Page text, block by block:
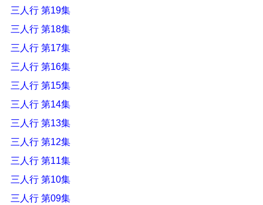
三人行 第19集
三人行 第18集
三人行 第17集
三人行 第16集
三人行 第15集
三人行 第14集
三人行 第13集
三人行 第12集
三人行 第11集
三人行 第10集
三人行 第09集